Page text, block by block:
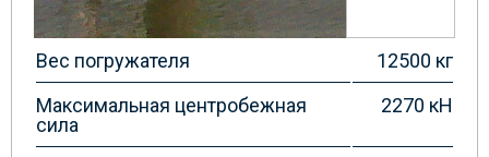
Вес погружателя
12500 кг
Максимальная центробежная
сила
2270 кН